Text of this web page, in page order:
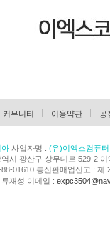
커뮤니티 이용약관 공
아사업자명 : (유)이엑스컴퓨터
시 광산구 상무대로 529-2 이
01610 통신판매업신고 : 제
재성 이메일 :